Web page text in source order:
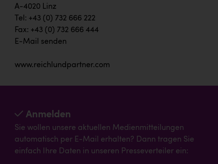
A-4020 Linz
Tel: +43 (0) 732 666 222
Fax: +43 (0) 732 666 444
E-Mail senden
www.reichlundpartner.com
Anmelden
Sie wollen unsere aktuellen Medienmitteilungen
automatisch per E-Mail erhalten? Dann tragen Sie
einfach Ihre Daten in unseren Presseverteiler ein: